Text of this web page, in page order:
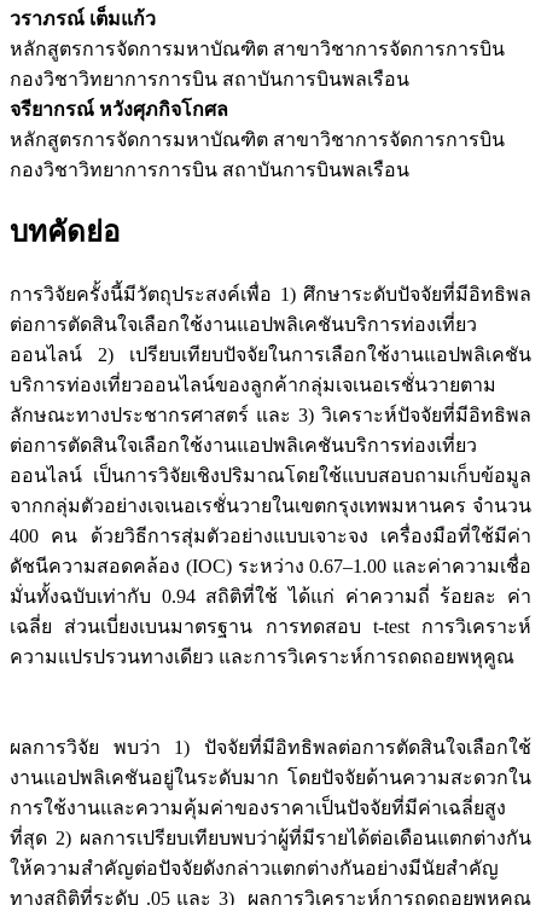
วราภรณ์ เต็มแก้ว
หลักสูตรการจัดการมหาบัณฑิต สาขาวิชาการจัดการการบิน
กองวิชาวิทยาการการบิน สถาบันการบินพลเรือน
จรียากรณ์ หวังศุภกิจโกศล
หลักสูตรการจัดการมหาบัณฑิต สาขาวิชาการจัดการการบิน
กองวิชาวิทยาการการบิน สถาบันการบินพลเรือน
บทคัดย่อ
การวิจัยครั้งนี้มีวัตถุประสงค์เพื่อ 1) ศึกษาระดับปัจจัยที่มีอิทธิพล
ต่อการตัดสินใจเลือกใช้งานแอปพลิเคชันบริการท่องเที่ยว
ออนไลน์ 2) เปรียบเทียบปัจจัยในการเลือกใช้งานแอปพลิเคชัน
บริการท่องเที่ยวออนไลน์ของลูกค้ากลุ่มเจเนอเรชั่นวายตาม
ลักษณะทางประชากรศาสตร์ และ 3) วิเคราะห์ปัจจัยที่มีอิทธิพล
ต่อการตัดสินใจเลือกใช้งานแอปพลิเคชันบริการท่องเที่ยว
ออนไลน์ เป็นการวิจัยเชิงปริมาณโดยใช้แบบสอบถามเก็บข้อมูล
จากกลุ่มตัวอย่างเจเนอเรชั่นวายในเขตกรุงเทพมหานคร จำนวน
400 คน ด้วยวิธีการสุ่มตัวอย่างแบบเจาะจง เครื่องมือที่ใช้มีค่า
ดัชนีความสอดคล้อง (IOC) ระหว่าง 0.67–1.00 และค่าความเชื่อ
มั่นทั้งฉบับเท่ากับ 0.94 สถิติที่ใช้ ได้แก่ ค่าความถี่ ร้อยละ ค่า
เฉลี่ย ส่วนเบี่ยงเบนมาตรฐาน การทดสอบ t-test การวิเคราะห์
ความแปรปรวนทางเดียว และการวิเคราะห์การถดถอยพหุคูณ
ผลการวิจัย พบว่า 1) ปัจจัยที่มีอิทธิพลต่อการตัดสินใจเลือกใช้
งานแอปพลิเคชันอยู่ในระดับมาก โดยปัจจัยด้านความสะดวกใน
การใช้งานและความคุ้มค่าของราคาเป็นปัจจัยที่มีค่าเฉลี่ยสูง
ที่สุด 2) ผลการเปรียบเทียบพบว่าผู้ที่มีรายได้ต่อเดือนแตกต่างกัน
ให้ความสำคัญต่อปัจจัยดังกล่าวแตกต่างกันอย่างมีนัยสำคัญ
ทางสถิติที่ระดับ .05 และ 3) ผลการวิเคราะห์การถดถอยพหุคูณ